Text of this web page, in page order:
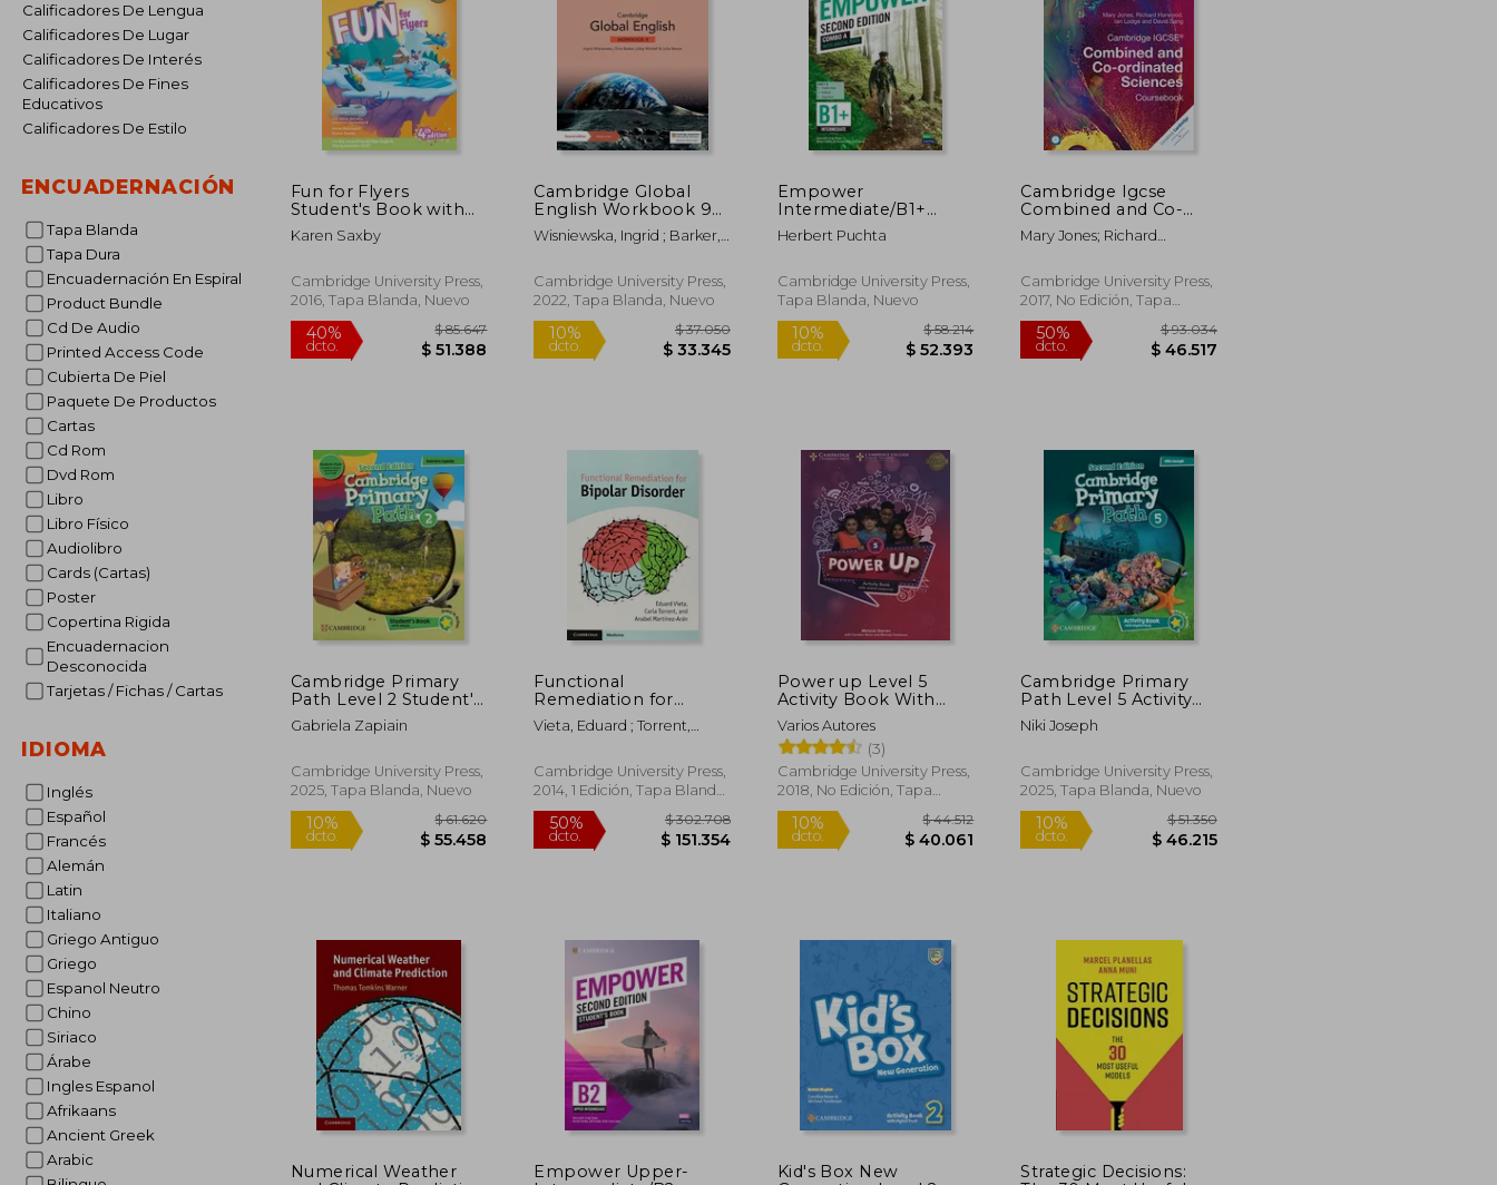
Calificadores De Lengua
Calificadores De Lugar
Calificadores De Interés
Calificadores De Fines
Educativos
Calificadores De Estilo
ENCUADERNACIÓN
Tapa Blanda
Tapa Dura
Encuadernación En Espiral
Product Bundle
Cd De Audio
Printed Access Code
Cubierta De Piel
Paquete De Productos
Cartas
Cd Rom
Dvd Rom
Libro
Libro Físico
Audiolibro
Cards (Cartas)
Poster
Copertina Rigida
Encuadernacion
Desconocida
Tarjetas / Fichas / Cartas
IDIOMA
Inglés
Español
Francés
Alemán
Latin
Italiano
Griego Antiguo
Griego
Espanol Neutro
Chino
Siriaco
Árabe
Ingles Espanol
Afrikaans
Ancient Greek
Arabic
Fun for Flyers
Student's Book with
Online Activities with
Audio and Home Fun
Karen Saxby
Cambridge University Press,
2016, Tapa Blanda, Nuevo
40%
dcto.
Cambridge Global
English Workbook 9
with Digital Access (1
Year): For Cambridge
Secondary English as a
Second Language (en
Wisniewska, Ingrid ; Barker,
Cambridge University Press,
2022, Tapa Blanda, Nuevo
10%
dcto.
Empower
Intermediate/B1+
Combo a with Digital
Pack (en Inglés)
Herbert Puchta
Cambridge University Press,
Tapa Blanda, Nuevo
10%
dcto.
$ 58.214
$ 52.393
Cambridge Igcse
Combined and Co-
Ordinated Sciences.
Cours. Con Cd-Rom
International Igcse)
(en Inglés)
Mary Jones; Richard
Cambridge University Press,
2017, No Edición, Tapa
Blanda,Usado
50%
dcto.
Cambridge Primary
Path Level 2 Student's
Book with My Creative
Journal, Cue Cards and
Gabriela Zapiain
Cambridge University Press,
2025, Tapa Blanda, Nuevo
10%
dcto.
Functional
Remediation for
Bipolar Disorder (en
Inglés)
Vieta, Eduard ; Torrent,
Anabel
Cambridge University Press,
2014, 1 Edición, Tapa Blanda,
Nuevo
50%
dcto.
Power up Level 5
Activity Book With
Online Resources and
Home Booklet (en
Inglés)
Varios Autores
(3)
Cambridge University Press,
2018, No Edición, Tapa
Blanda, Nuevo
10%
dcto.
$ 44.512
$ 40.061
Cambridge Primary
Path Level 5 Activity
Book with Digital Pack
(en Inglés)
Niki Joseph
Cambridge University Press,
2025, Tapa Blanda, Nuevo
10%
dcto.
Numerical Weather
Empower Upper-
Kid's Box New
Strategic Decisions: